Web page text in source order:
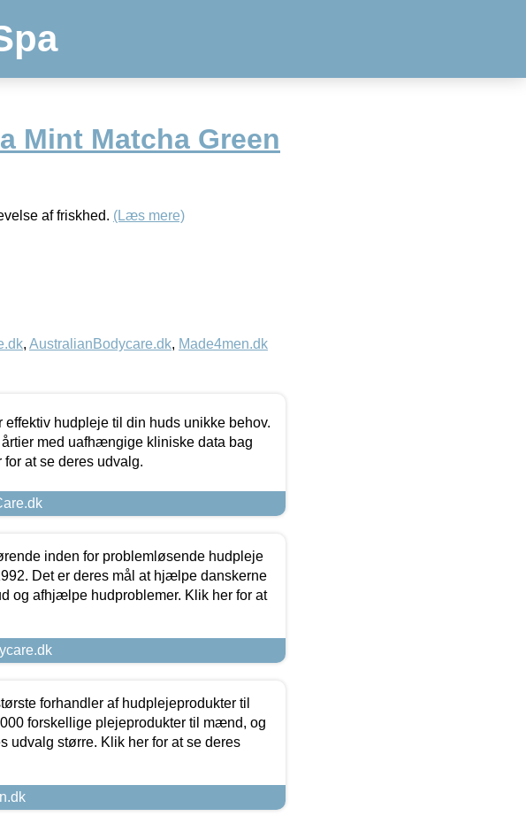
Mint Matcha Green
af friskhed. (Læs mere)
, AustralianBodycare.dk, Made4men.dk
hudpleje til din huds unikke behov.
med uafhængige kliniske data bag
at se deres udvalg.
inden for problemløsende hudpleje
Det er deres mål at hjælpe danskerne
og afhjælpe hudproblemer. Klik her for at
forhandler af hudplejeprodukter til
forskellige plejeprodukter til mænd, og
udvalg større. Klik her for at se deres